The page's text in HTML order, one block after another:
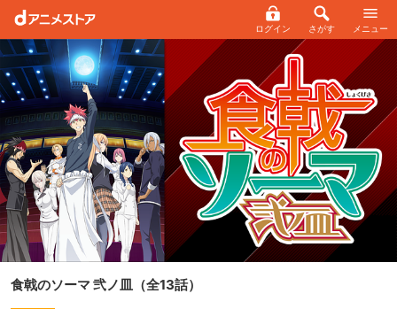
ログイン さがす メニュー
食戟のソーマ 弐ノ皿 （全13話）